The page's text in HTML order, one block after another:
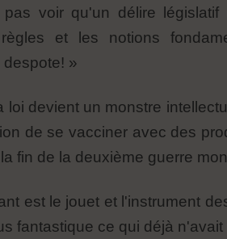
voir qu'un délire
et les notions
»
loi devient un monstre
de se vacciner avec des
fin de la deuxième guerre
est le jouet et l'instrument
fantastique ce qui déjà